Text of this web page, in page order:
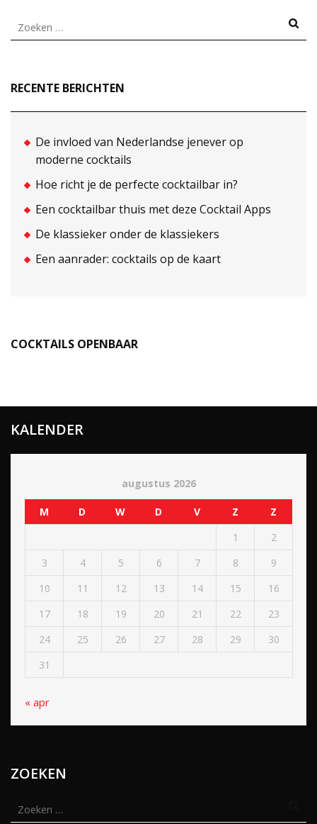
Zoeken
naar:
RECENTE BERICHTEN
De invloed van Nederlandse jenever op
moderne cocktails
Hoe richt je de perfecte cocktailbar in?
Een cocktailbar thuis met deze Cocktail Apps
De klassieker onder de klassiekers
Een aanrader: cocktails op de kaart
COCKTAILS OPENBAAR
KALENDER
augustus 2026
M D W D V Z
Z
1
2
3
4 5 6 7 8
9
10
11 12 13 14 15
16
17
18 19 20 21 22
23
24
25 26 27 28 29
30
31
« apr
ZOEKEN
Zoeken